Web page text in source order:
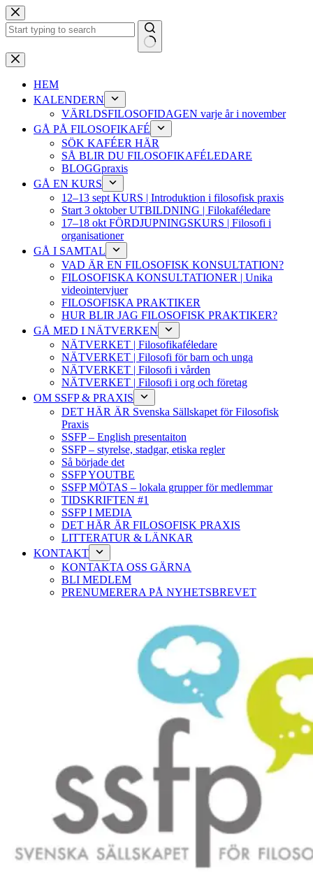
Hoppa
till
innehåll
Inga
resultat
HEM
KALENDERN
VÄRLDSFILOSOFIDAGEN varje år i november
GÅ PÅ FILOSOFIKAFÉ
SÖK KAFÉER HÄR
SÅ BLIR DU FILOSOFIKAFÉLEDARE
BLOGGpraxis
GÅ EN KURS
12–13 sept KURS | Introduktion i filosofisk praxis
Start 3 oktober UTBILDNING | Filokaféledare
17–18 okt FÖRDJUPNINGSKURS | Filosofi i
organisationer
GÅ I SAMTAL
VAD ÄR EN FILOSOFISK KONSULTATION?
FILOSOFISKA KONSULTATIONER | Unika
videointervjuer
FILOSOFISKA PRAKTIKER
HUR BLIR JAG FILOSOFISK PRAKTIKER?
GÅ MED I NÄTVERKEN
NÄTVERKET | Filosofikaféledare
NÄTVERKET | Filosofi för barn och unga
NÄTVERKET | Filosofi i vården
NÄTVERKET | Filosofi i org och företag
OM SSFP & PRAXIS
DET HÄR ÄR Svenska Sällskapet för Filosofisk
Praxis
SSFP – English presentaiton
SSFP – styrelse, stadgar, etiska regler
Så började det
SSFP YOUTBE
SSFP MÖTAS – lokala grupper för medlemmar
TIDSKRIFTEN #1
SSFP I MEDIA
DET HÄR ÄR FILOSOFISK PRAXIS
LITTERATUR & LÄNKAR
KONTAKT
KONTAKTA OSS GÄRNA
BLI MEDLEM
PRENUMERERA PÅ NYHETSBREVET